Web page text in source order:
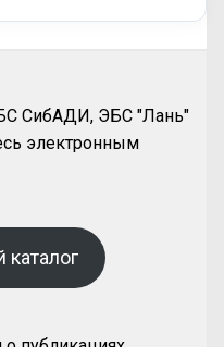
СибАДИ, ЭБС "Лань"
электронным